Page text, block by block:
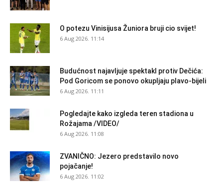
O potezu Vinisijusa Žuniora bruji cio svijet!
6 Aug 2026. 11:14
Budućnost najavljuje spektakl protiv Dečića:
Pod Goricom se ponovo okupljaju plavo-bijeli
6 Aug 2026. 11:11
Pogledajte kako izgleda teren stadiona u
Rožajama /VIDEO/
6 Aug 2026. 11:08
ZVANIČNO: Jezero predstavilo novo
pojačanje!
6 Aug 2026. 11:02